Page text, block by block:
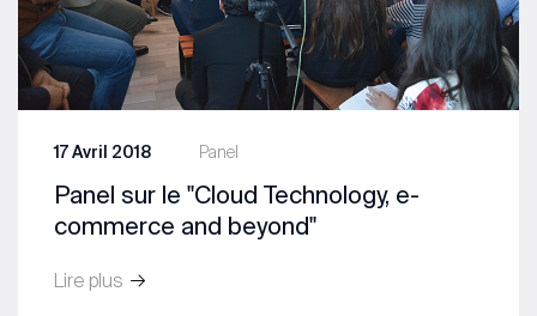
Panel
17 Avril 2018
Panel sur le ''Cloud Technology, e-
commerce and beyond''
Lire plus